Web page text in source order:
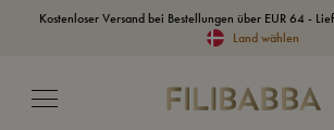
Kostenloser Versand bei Bestellungen über EUR 64 -
Land wählen